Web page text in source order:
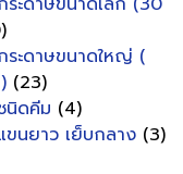
ระดาษขนาดใหญ่ (
(23)
นิดคีม (4)
ขนยาว เย็บกลาง (3)